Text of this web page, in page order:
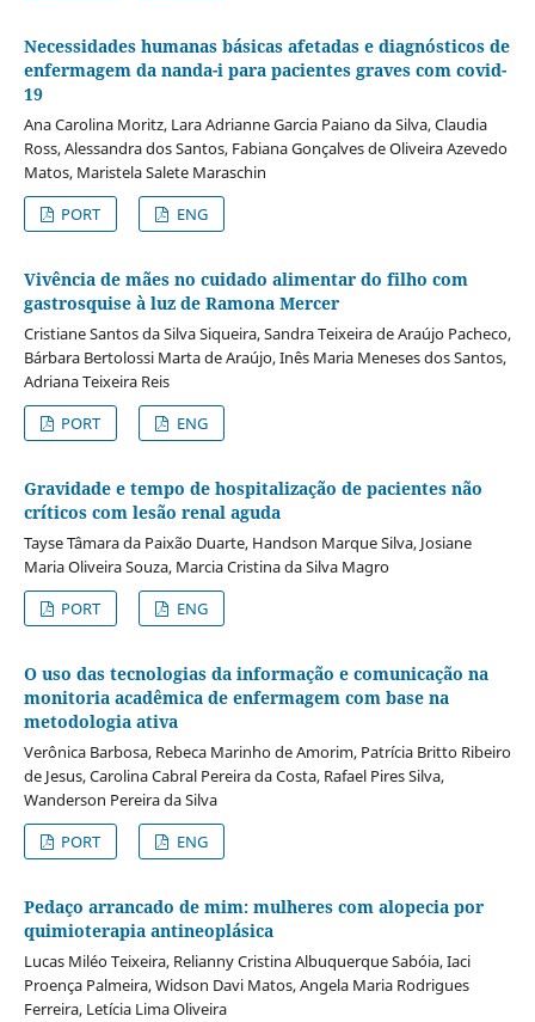
Necessidades humanas básicas afetadas e diagnósticos de
enfermagem da nanda-i para pacientes graves com covid-
19
Ana Carolina Moritz, Lara Adrianne Garcia Paiano da Silva, Claudia
Ross, Alessandra dos Santos, Fabiana Gonçalves de Oliveira Azevedo
Matos, Maristela Salete Maraschin
PORT
ENG
Vivência de mães no cuidado alimentar do filho com
gastrosquise à luz de Ramona Mercer
Cristiane Santos da Silva Siqueira, Sandra Teixeira de Araújo Pacheco,
Bárbara Bertolossi Marta de Araújo, Inês Maria Meneses dos Santos,
Adriana Teixeira Reis
PORT
ENG
Gravidade e tempo de hospitalização de pacientes não
críticos com lesão renal aguda
Tayse Tâmara da Paixão Duarte, Handson Marque Silva, Josiane
Maria Oliveira Souza, Marcia Cristina da Silva Magro
PORT
ENG
O uso das tecnologias da informação e comunicação na
monitoria acadêmica de enfermagem com base na
metodologia ativa
Verônica Barbosa, Rebeca Marinho de Amorim, Patrícia Britto Ribeiro
de Jesus, Carolina Cabral Pereira da Costa, Rafael Pires Silva,
Wanderson Pereira da Silva
PORT
ENG
Pedaço arrancado de mim: mulheres com alopecia por
quimioterapia antineoplásica
Lucas Miléo Teixeira, Relianny Cristina Albuquerque Sabóia, Iaci
Proença Palmeira, Widson Davi Matos, Angela Maria Rodrigues
Ferreira, Letícia Lima Oliveira